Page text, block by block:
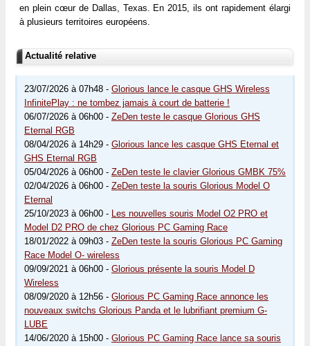
en plein cœur de Dallas, Texas. En 2015, ils ont rapidement élargi
à plusieurs territoires européens.
Actualité relative
23/07/2026 à 07h48 - Glorious lance le casque GHS Wireless
InfinitePlay : ne tombez jamais à court de batterie !
06/07/2026 à 06h00 - ZeDen teste le casque Glorious GHS
Eternal RGB
08/04/2026 à 14h29 - Glorious lance les casque GHS Eternal et
GHS Eternal RGB
05/04/2026 à 06h00 - ZeDen teste le clavier Glorious GMBK 75%
02/04/2026 à 06h00 - ZeDen teste la souris Glorious Model O
Eternal
25/10/2023 à 06h00 - Les nouvelles souris Model O2 PRO et
Model D2 PRO de chez Glorious PC Gaming Race
18/01/2022 à 09h03 - ZeDen teste la souris Glorious PC Gaming
Race Model O- wireless
09/09/2021 à 06h00 - Glorious présente la souris Model D
Wireless
08/09/2020 à 12h56 - Glorious PC Gaming Race annonce les
nouveaux switchs Glorious Panda et le lubrifiant premium G-
LUBE
14/06/2020 à 15h00 - Glorious PC Gaming Race lance sa souris